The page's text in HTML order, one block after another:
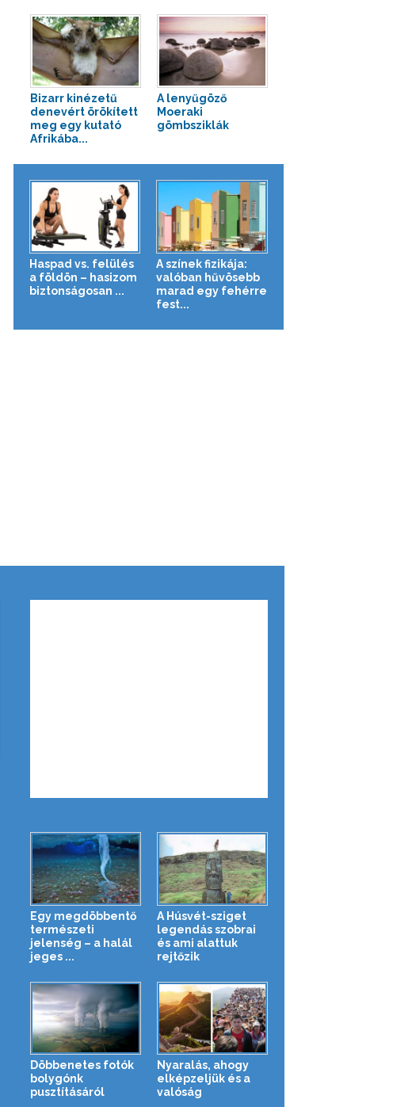
Bizarr kinézetű
denevért örökített
meg egy kutató
Afrikába...
A lenyűgöző
Moeraki
gömbsziklák
Haspad vs. felülés
a földön – hasizom
biztonságosan ...
A színek fizikája:
valóban hűvösebb
marad egy fehérre
fest...
Egy megdöbbentő
természeti
jelenség – a halál
jeges ...
A Húsvét-sziget
legendás szobrai
és ami alattuk
rejtőzik
Döbbenetes fotók
bolygónk
pusztításáról
Nyaralás, ahogy
elképzeljük és a
valóság